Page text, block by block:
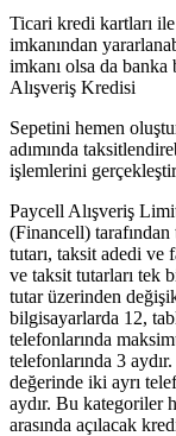
Ticari kredi kartları
imkanından
imkanı olsa da banka
Alışveriş Kredisi
Sepetini hemen
adımında
işlemlerini
Paycell Alışveriş
(Financell)
tutarı, taksit adedi ve
ve taksit tutarları tek
tutar üzerinden
bilgisayarlarda 12,
telefonlarında
telefonlarında 3
değerinde iki ayrı
aydır. Bu kategoriler
arasında açılacak